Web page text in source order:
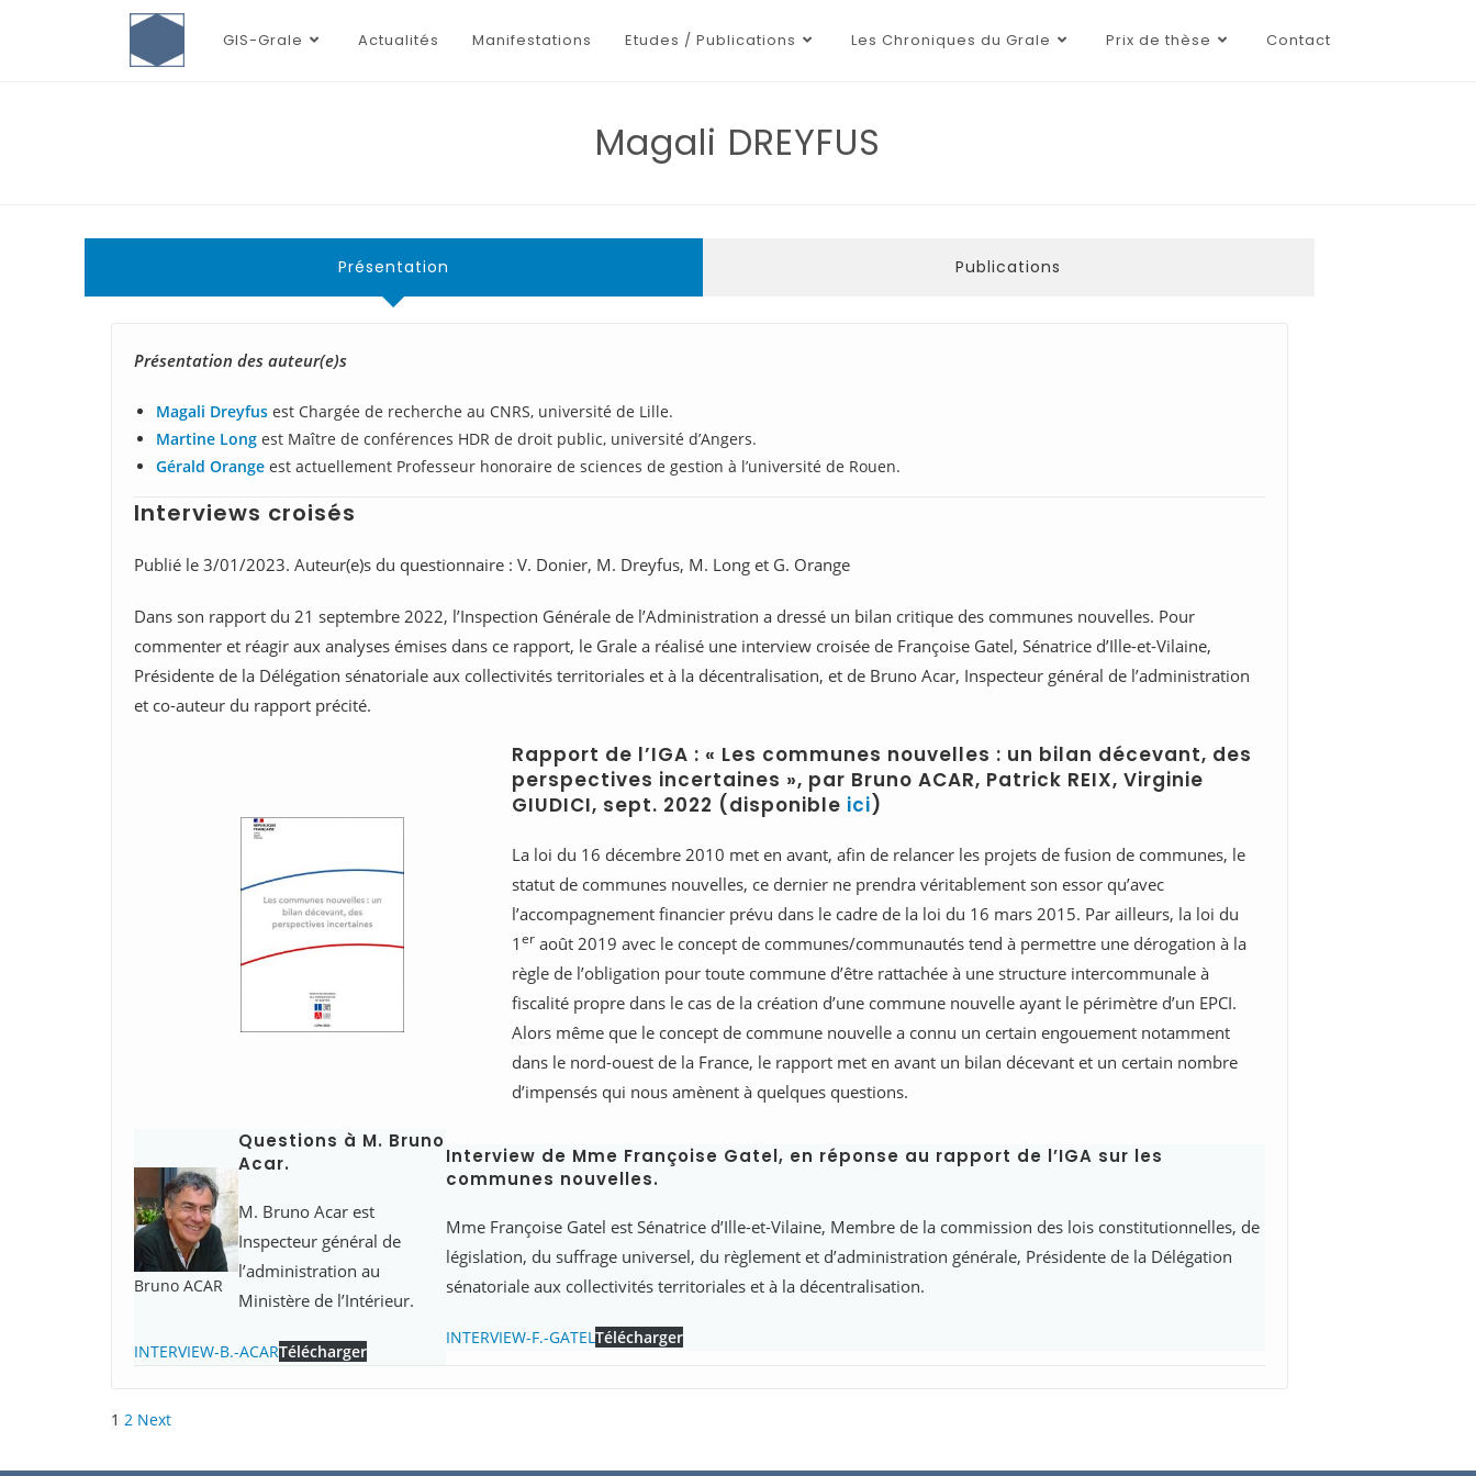
GIS-Grale Actualités Manifestations Etudes / Publications Les Chroniques du Grale Prix de thèse Contact
Magali DREYFUS
Présentation Publications
Présentation des auteur(e)s
Magali Dreyfus est Chargée de recherche au CNRS, université de Lille.
Martine Longest Maître de conférences HDR de droit public, université d’Angers.
Gérald Orangeest actuellement Professeur honoraire de sciences de gestion à l’université de Rouen.
Interviews croisés
Publié le 3/01/2023. Auteur(e)s du questionnaire : V. Donier, M. Dreyfus, M. Long et G. Orange
Dans son rapport du 21 septembre 2022, l’Inspection Générale de l’Administration a dressé un bilan critique des communes nouvelles. Pour
commenter et réagir aux analyses émises dans ce rapport, le Grale a réalisé une interview croisée de Françoise Gatel, Sénatrice d’Ille-et-Vilaine,
Présidente de la Délégation sénatoriale aux collectivités territoriales et à la décentralisation, et de Bruno Acar, Inspecteur général de l’administration
et co-auteur du rapport précité.
Rapport de l’IGA : « Les communes nouvelles : un bilan décevant, des
perspectives incertaines », par Bruno ACAR, Patrick REIX, Virginie
GIUDICI, sept. 2022 (disponible ici)
La loi du 16 décembre 2010 met en avant, afin de relancer les projets de fusion de communes, le
statut de communes nouvelles, ce dernier ne prendra véritablement son essor qu’avec
l’accompagnement financier prévu dans le cadre de la loi du 16 mars 2015. Par ailleurs, la loi du
1 eraoût 2019 avec le concept de communes/communautés tend à permettre une dérogation à la
règle de l’obligation pour toute commune d’être rattachée à une structure intercommunale à
fiscalité propre dans le cas de la création d’une commune nouvelle ayant le périmètre d’un EPCI.
Alors même que le concept de commune nouvelle a connu un certain engouement notamment
dans le nord-ouest de la France, le rapport met en avant un bilan décevant et un certain nombre
d’impensés qui nous amènent à quelques questions.
Bruno ACAR
Questions à M. Bruno
Acar.
M. Bruno Acar est
Inspecteur général de
l’administration au
Ministère de l’Intérieur.
INTERVIEW-B.-ACARTélécharger
Interview de Mme Françoise Gatel, en réponse au rapport de l’IGA sur les
communes nouvelles.
Mme Françoise Gatel est Sénatrice d’Ille-et-Vilaine, Membre de la commission des lois constitutionnelles, de
législation, du suffrage universel, du règlement et d’administration générale, Présidente de la Délégation
sénatoriale aux collectivités territoriales et à la décentralisation.
INTERVIEW-F.-GATEL Télécharger
1 2 Next